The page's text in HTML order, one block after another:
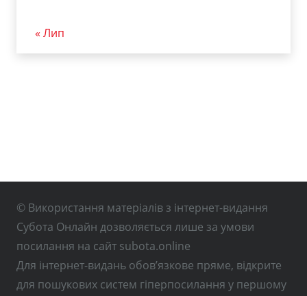
« Лип
© Використання матеріалів з інтернет-видання
Субота Онлайн дозволяється лише за умови
посилання на сайт subota.online
Для інтернет-видань обов’язкове пряме, відкрите
для пошукових систем гіперпосилання у першому